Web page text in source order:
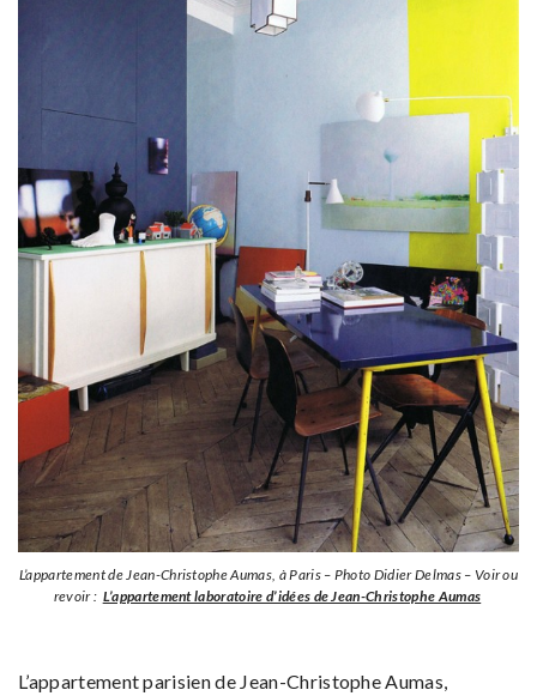
L’appartement de Jean-Christophe Aumas, à Paris – Photo Didier Delmas – Voir ou
revoir : L’appartement laboratoire d’idées de Jean-Christophe Aumas
L’appartement parisien de Jean-Christophe Aumas,